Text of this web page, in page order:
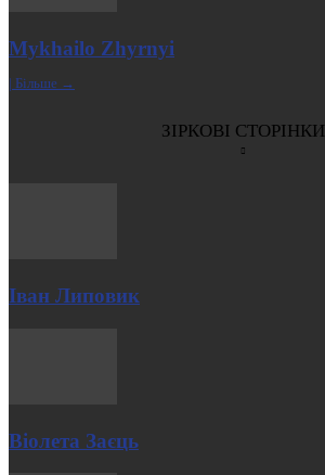
Mykhailo Zhyrnyi
| Більше →
ЗІРКОВІ СТОРІНКИ
Іван Липовик
Віолета Заєць